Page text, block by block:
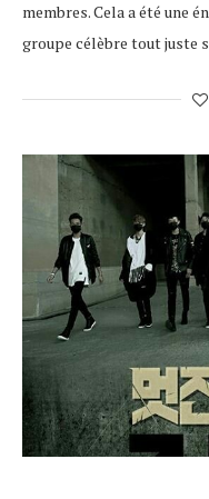
membres. Cela a été une
groupe célèbre tout juste